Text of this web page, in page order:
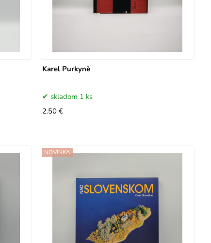
Karel Purkyně
skladom 1 ks
2.50 €
NOVINKA